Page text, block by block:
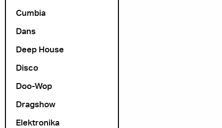
Cumbia
Dans
Deep House
Disco
Doo-Wop
Dragshow
Elektronika